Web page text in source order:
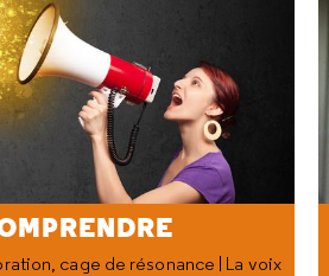
cage de résonance | La voix